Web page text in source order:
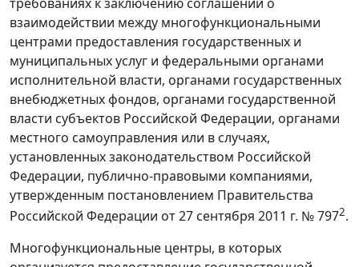
взаимодействии между многофункциональными
центрами предоставления государственных и
муниципальных услуг и федеральными органами
исполнительной власти, органами государственных
внебюджетных фондов, органами государственной
власти субъектов Российской Федерации, органами
местного самоуправления или в случаях,
установленных законодательством Российской
Федерации, публично-правовыми компаниями,
утвержденным постановлением Правительства
Российской Федерации от 27 сентября 2011 г. № 7972.
Многофункциональные центры, в которых